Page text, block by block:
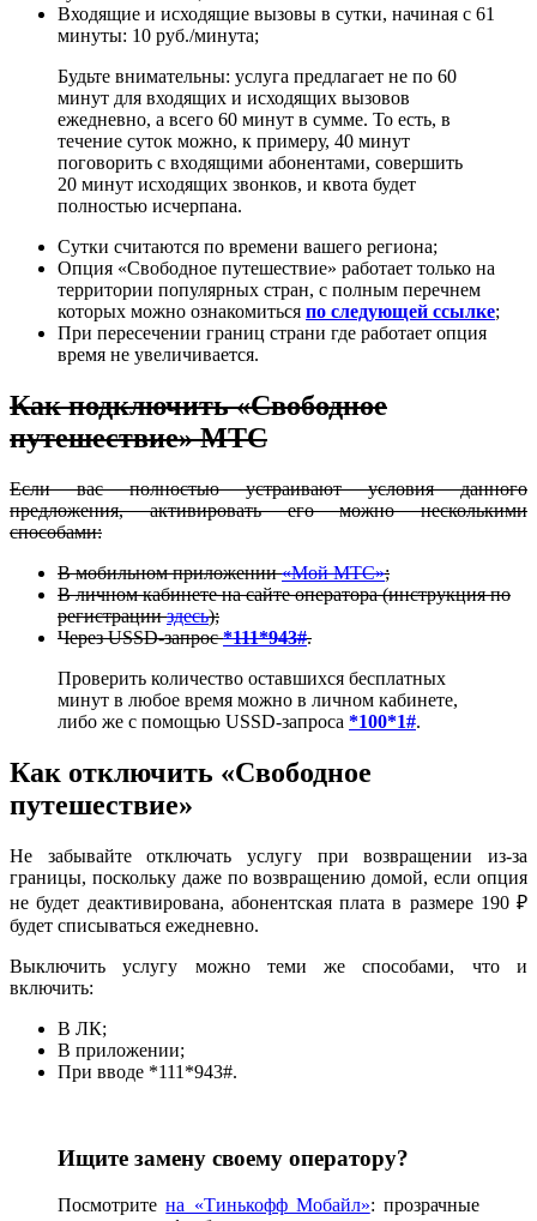
Входящие и исходящие вызовы в сутки, начиная с 61
минуты: 10 руб./минута;
Будьте внимательны: услуга предлагает не по 60
минут для входящих и исходящих вызовов
ежедневно, а всего 60 минут в сумме. То есть, в
течение суток можно, к примеру, 40 минут
поговорить с входящими абонентами, совершить
20 минут исходящих звонков, и квота будет
полностью исчерпана.
Сутки считаются по времени вашего региона;
Опция «Свободное путешествие» работает только на
территории популярных стран, с полным перечнем
которых можно ознакомиться по следующей ссылке;
При пересечении границ страни где работает опция
время не увеличивается.
Как подключить «Свободное
путешествие» МТС
Если вас полностью устраивают условия данного
предложения, активировать его можно несколькими
способами:
В мобильном приложении«Мой МТС»;
В личном кабинете на сайте оператора (инструкция по
регистрацииздесь);
Через USSD-запрос*111*943#.
Проверить количество оставшихся бесплатных
минут в любое время можно в личном кабинете,
либо же с помощью USSD-запроса *100*1#.
Как отключить «Свободное
путешествие»
Не забывайте отключать услугу при возвращении из-за
границы, поскольку даже по возвращению домой, если опция
не будет деактивирована, абонентская плата в размере 190 ₽
будет списываться ежедневно.
Выключить услугу можно теми же способами, что и
включить:
В ЛК;
В приложении;
При вводе *111*943#.
Ищите замену своему оператору?
Посмотритена «Тинькофф Мобайл»: прозрачные